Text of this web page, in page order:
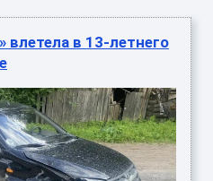
влетела в 13-летнего